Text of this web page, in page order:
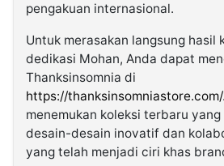
pengakuan internasional.
Untuk merasakan langsung hasil
dedikasi Mohan, Anda dapat
Thanksinsomnia di
https://thanksinsomniastore.com/
menemukan koleksi terbaru yang
desain-desain inovatif dan
yang telah menjadi ciri khas